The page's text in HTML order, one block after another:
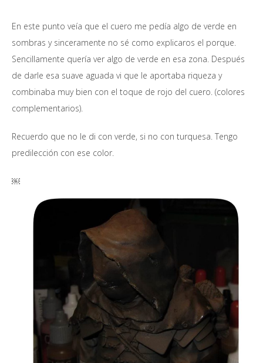
En este punto veía que el cuero me pedía algo de verde en
sombras y sinceramente no sé como explicaros el porque.
Sencillamente quería ver algo de verde en esa zona. Después
de darle esa suave aguada vi que le aportaba riqueza y
combinaba muy bien con el toque de rojo del cuero. (colores
complementarios).
Recuerdo que no le di con verde, si no con turquesa. Tengo
predilección con ese color.
￼